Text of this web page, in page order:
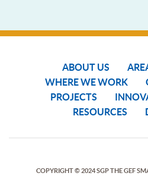
ABOUT US
WHERE WE WORK
PROJECTS
RESOURCES
COPYRIGHT © 2024 SGP THE GEF